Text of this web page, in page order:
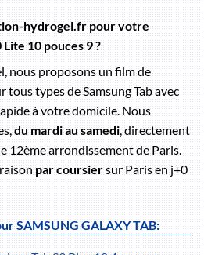
hydrogel.fr pour votre
Lite 10 pouces 9 ?
nous proposons un film de
types de Samsung Tab avec
à votre domicile. Nous
du mardi au samedi, directement
12ème arrondissement de Paris.
par coursiersur Paris en j+0
SAMSUNG GALAXY TAB: